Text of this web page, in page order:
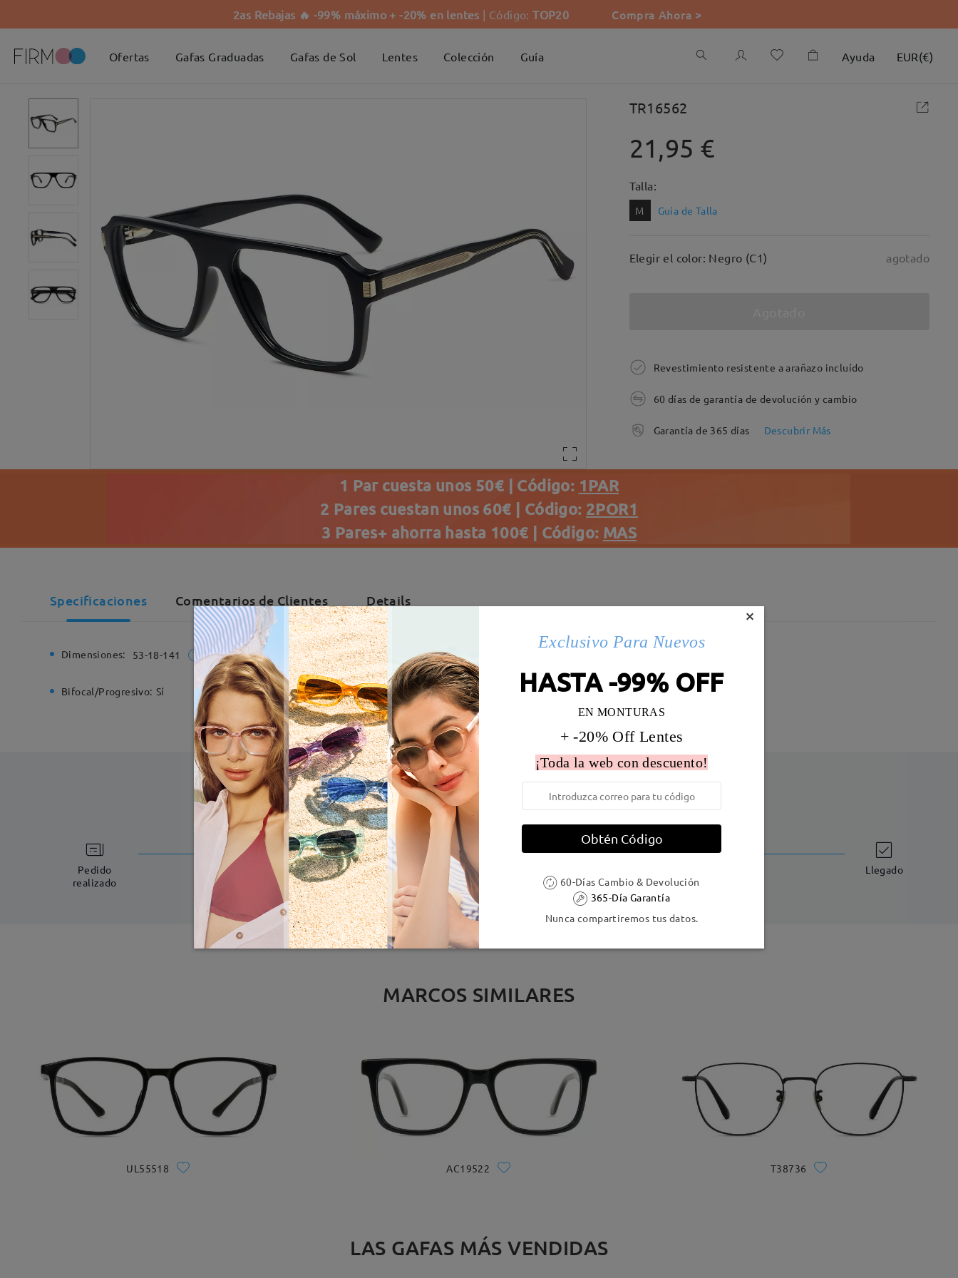
2as Rebajas 🔥 -99% máximo + -20% en lentes | Código:TOP20 Compra Ahora >
Ofertas Gafas Graduadas Gafas de Sol Lentes Colección Guía Ayuda EUR(€)
TR16562
21,95 €
Talla:
M Guía de Talla
Elegir el color: Negro (C1) agotado
Revestimiento resistente a arañazo incluído
60 días de garantía de devolución y cambio
Garantía de 365 días Descubrir Más
1 Par cuesta unos 50€ | Código: 1PAR
2 Pares cuestan unos 60€ | Código: 2POR1
3 Pares+ ahorra hasta 100€ | Código: MAS
Specificaciones Comentarios de Clientes Details
Dimensiones: 53-18-141 Ancho de la montura: 132 mm (Medio)
Bifocal/Progresivo: Sí Bisagra de resorte: Sí Material de la montura:
DELIVERY
Pedido
realizado
Fabricación
5-7 días laborales detalles Llegado
MARCOS SIMILARES
UL55518 AC19522 T38736
LAS GAFAS MÁS VENDIDAS
×
Exclusivo Para Nuevos
HASTA -99% OFF
EN MONTURAS
+ -20% Off Lentes
¡Toda la web con descuento!
Obtén Código
60-Días Cambio & Devolución
365-Día Garantía
Nunca compartiremos tus datos.